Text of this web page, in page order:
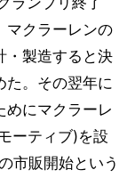
マクラーレンの
・製造すると決
た。その翌年に
めにマクラーレ
ーティブ)を設
市販開始という